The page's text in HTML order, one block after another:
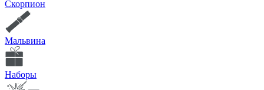
Скорпион
Мальвина
Наборы